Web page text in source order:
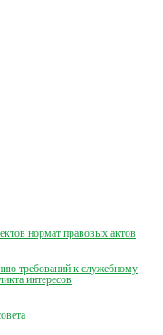
нормат правовых актов
требований к служебному
интересов